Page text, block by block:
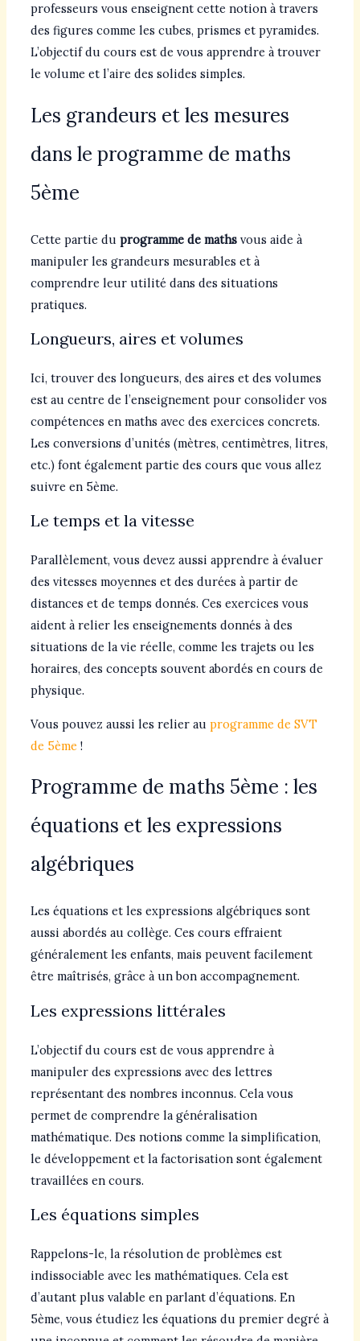
professeurs vous enseignent cette notion à travers
des figures comme les cubes, prismes et pyramides.
L’objectif du cours est de vous apprendre à trouver
le volume et l’aire des solides simples.
Les grandeurs et les mesures
dans le programme de maths
5ème
Cette partie du programme de mathsvous aide à
manipuler les grandeurs mesurables et à
comprendre leur utilité dans des situations
pratiques.
Longueurs, aires et volumes
Ici, trouver des longueurs, des aires et des volumes
est au centre de l’enseignement pour consolider vos
compétences en maths avec des exercices concrets.
Les conversions d’unités (mètres, centimètres, litres,
etc.) font également partie des cours que vous allez
suivre en 5ème.
Le temps et la vitesse
Parallèlement, vous devez aussi apprendre à évaluer
des vitesses moyennes et des durées à partir de
distances et de temps donnés. Ces exercices vous
aident à relier les enseignements donnés à des
situations de la vie réelle, comme les trajets ou les
horaires, des concepts souvent abordés en cours de
physique.
Vous pouvez aussi les relier au programme de SVT
de 5ème !
Programme de maths 5ème : les
équations et les expressions
algébriques
Les équations et les expressions algébriques sont
aussi abordés au collège. Ces cours effraient
généralement les enfants, mais peuvent facilement
être maîtrisés, grâce à un bon accompagnement.
Les expressions littérales
L’objectif du cours est de vous apprendre à
manipuler des expressions avec des lettres
représentant des nombres inconnus. Cela vous
permet de comprendre la généralisation
mathématique. Des notions comme la simplification,
le développement et la factorisation sont également
travaillées en cours.
Les équations simples
Rappelons-le, la résolution de problèmes est
indissociable avec les mathématiques. Cela est
d’autant plus valable en parlant d’équations. En
5ème, vous étudiez les équations du premier degré à